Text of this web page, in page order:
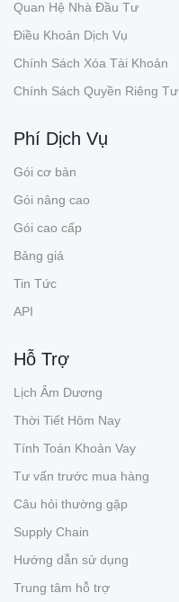
Quan Hệ Nhà Đầu Tư
Điều Khoản Dịch Vụ
Chính Sách Xóa Tài Khoản
Chính Sách Quyền Riêng Tư
Phí Dịch Vụ
Gói cơ bản
Gói nâng cao
Gói cao cấp
Bảng giá
Tin Tức
API
Hỗ Trợ
Lịch Âm Dương
Thời Tiết Hôm Nay
Tính Toán Khoản Vay
Tư vấn trước mua hàng
Câu hỏi thường gặp
Supply Chain
Hướng dẫn sử dụng
Trung tâm hỗ trợ